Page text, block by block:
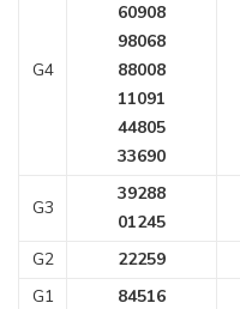
G4
60908
98068
88008
11091
44805
33690
G3
39288
01245
G2
22259
G1
84516